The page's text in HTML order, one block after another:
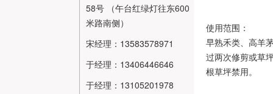
58号 （午台红绿灯往东600
米路南侧）
宋经理：13583578971
于经理：13406446646
于经理：13105201978
使用范围：
早熟禾类、高羊
过两次修剪或草
根草坪禁用。